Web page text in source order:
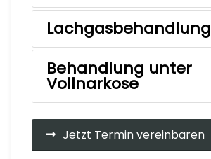
Lachgasbehandlung
Behandlung unter
Vollnarkose
Jetzt Termin vereinbaren